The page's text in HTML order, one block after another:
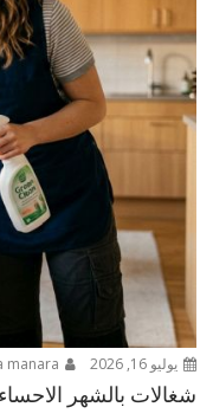
يوليو 16, 2026
شغالات بالشهر الاحساء 0583873523